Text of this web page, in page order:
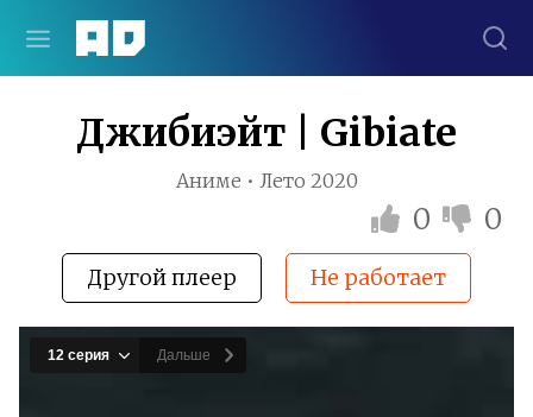
Джибиэйт | Gibiate
Аниме • Лето 2020
0 0
Другой плеер Не работает